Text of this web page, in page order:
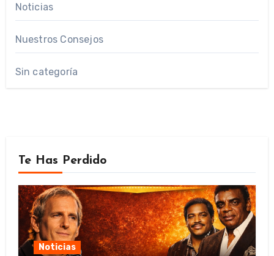
Noticias
Nuestros Consejos
Sin categoría
Te Has Perdido
Noticias